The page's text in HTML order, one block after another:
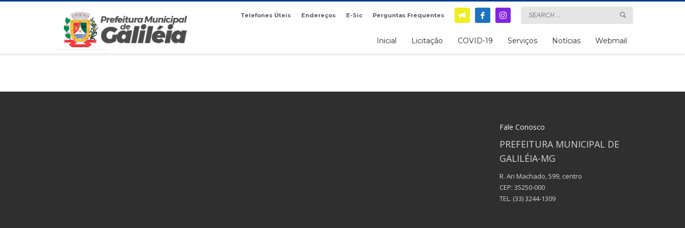
Telefones Úteis Endereços E-Sic Perguntas Frequentes
Inicial Licitação COVID-19 Serviços Notícias Webmail
Fale Conosco
PREFEITURA MUNICIPAL DE
GALILÉIA-MG
R. Ari Machado, 599, centro
CEP: 35250-000
TEL. (33) 3244-1309